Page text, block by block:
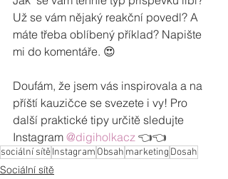
Už se vám nějaký reakční povedl? A
máte třeba oblíbený příklad? Napište
mi do komentáře. 😍
Doufám, že jsem vás inspirovala a na
příští kauzičce se svezete i vy! Pro
další praktické tipy určitě sledujte
Instagram @digiholkacz 👈👈
sociální sítěInstagram Obsah marketing Dosah
Sociální sítě